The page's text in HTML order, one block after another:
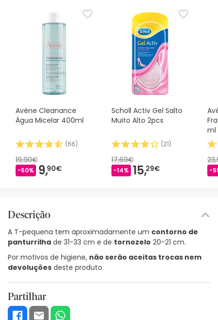
Avène Cleanance
Água Micelar 400ml
(66)
19,90€
-50% 9,90€
Scholl Activ Gel Salto
Muito Alto 2pcs
(21)
17,69€
-14% 15,29€
ml
-
Descrição
A T-pequena tem aproximadamente um contorno de
panturrilha de 31-33 cm e de tornozelo 20-21 cm.
Por motivos de higiene, não serão aceitas trocas nem
devoluções deste produto.
Partilhar